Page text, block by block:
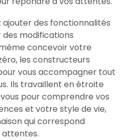
ajouter des fonctionnalités
modifications
concevoir votre
les constructeurs
vous accompagner tout
Ils travaillent en étroite
pour comprendre vos
et votre style de vie,
qui correspond